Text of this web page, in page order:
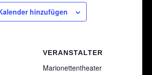
hinzufügen
VERANSTALTER
Marionettentheater